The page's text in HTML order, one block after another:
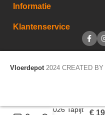
Informatie
Klantenservice
Vloerdepot 2024 CREATED BY
Trend 026 Tapijt
€